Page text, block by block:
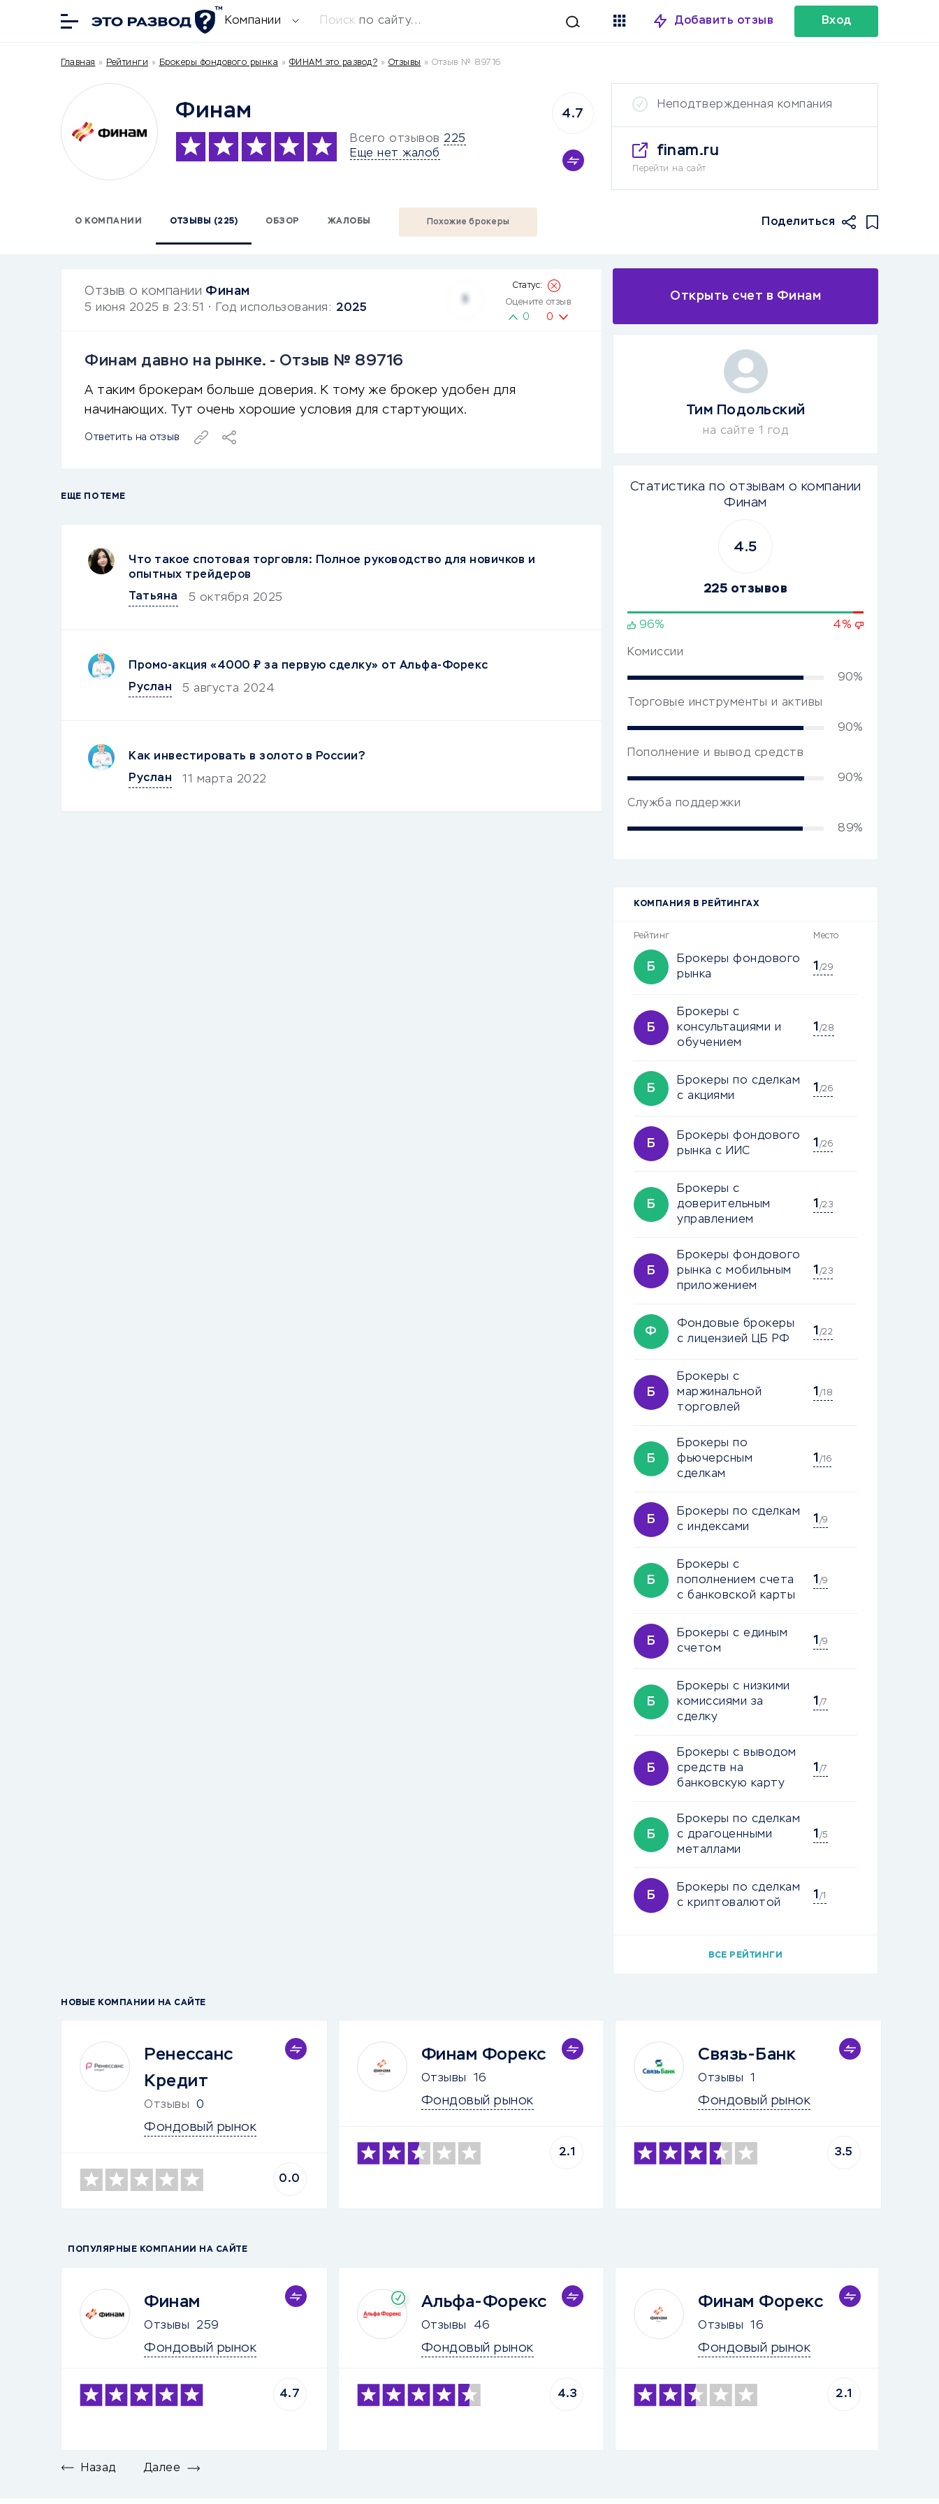
Компании Поиск по сайту... Добавить отзыв Вход
Главная » Рейтинги » Брокеры фондового рынка » ФИНАМ это развод? » Отзывы » Отзыв № 89716
Финам
Всего отзывов 225
Еще нет жалоб
4.7
Неподтвержденная компания
finam.ru
Перейти на сайт
О КОМПАНИИ ОТЗЫВЫ (225) ОБЗОР ЖАЛОБЫ Похожие брокеры Поделиться
Отзыв о компании Финам
5 июня 2025 в 23:51 • Год использования: 2025
5 Оцените отзыв
0 0
Финам давно на рынке. - Отзыв № 89716
А таким брокерам больше доверия. К тому же брокер удобен для
начинающих. Тут очень хорошие условия для стартующих.
Ответить на отзыв
ЕЩЕ ПО ТЕМЕ
Что такое спотовая торговля: Полное руководство для новичков и
опытных трейдеров
Татьяна
5 октября 2025
Промо-акция «4000 ₽ за первую сделку» от Альфа-Форекс
Руслан
5 августа 2024
Как инвестировать в золото в России?
Руслан
11 марта 2022
Открыть счет в Финам
Тим Подольский
на сайте 1 год
Статистика по отзывам о компании
Финам
4.5
225 отзывов
96% 4%
Комиссии
90%
Торговые инструменты и активы
90%
Пополнение и вывод средств
90%
Служба поддержки
89%
КОМПАНИЯ В РЕЙТИНГАХ
Рейтинг Место
Б
Брокеры фондового
рынка
1 /29
Б
Брокеры с
консультациями и
обучением
1 /28
Б
Брокеры по сделкам
с акциями
1 /26
Б
Брокеры фондового
рынка с ИИС
1 /26
Б
Брокеры с
доверительным
управлением
1 /23
Б
Брокеры фондового
рынка с мобильным
приложением
1 /23
Ф
Фондовые брокеры
с лицензией ЦБ РФ
1 /22
Б
Брокеры с
маржинальной
торговлей
1 /18
Б
Брокеры по
фьючерсным
сделкам
1 /16
Б
Брокеры по сделкам
с индексами
1 /9
Б
Брокеры с
пополнением счета
с банковской карты
1 /9
Б
Брокеры с единым
счетом
1 /9
Б
Брокеры с низкими
комиссиями за
сделку
1 /7
Б
Брокеры с выводом
средств на
банковскую карту
1 /7
Б
Брокеры по сделкам
с драгоценными
металлами
1 /5
Б
Брокеры по сделкам
с криптовалютой
1 /1
ВСЕ РЕЙТИНГИ
НОВЫЕ КОМПАНИИ НА САЙТЕ
Ренессанс
Кредит
Отзывы 0
Фондовый рынок
0.0
Финам Форекс
Отзывы 16
Фондовый рынок
2.1
Связь-Банк
Отзывы 1
Фондовый рынок
3.5
ПОПУЛЯРНЫЕ КОМПАНИИ НА САЙТЕ
Финам
Отзывы 259
Фондовый рынок
4.7
Альфа-Форекс
Отзывы 46
Фондовый рынок
4.3
Финам Форекс
Отзывы 16
Фондовый рынок
2.1
Назад Далее